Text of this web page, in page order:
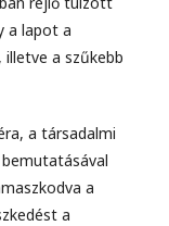
a lapot a
a szűkebb
a társadalmi
a
a